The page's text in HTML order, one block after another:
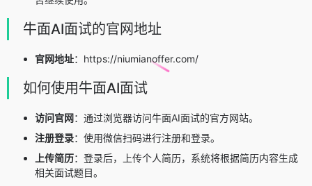
牛面AI面试的官网地址
官网地址：https://niumianoffer.com/
如何使用牛面AI面试
访问官网：通过浏览器访问牛面AI面试的官方网站。
注册登录：使用微信扫码进行注册和登录。
上传简历：登录后，上传个人简历，系统将根据简历内容生成
相关面试题目。